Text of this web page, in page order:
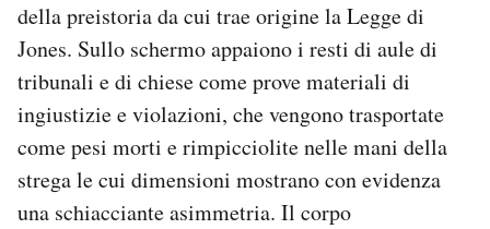
della preistoria da cui trae origine la Legge di
Jones. Sullo schermo appaiono i resti di aule di
tribunali e di chiese come prove materiali di
ingiustizie e violazioni, che vengono trasportate
come pesi morti e rimpicciolite nelle mani della
strega le cui dimensioni mostrano con evidenza
una schiacciante asimmetria. Il corpo